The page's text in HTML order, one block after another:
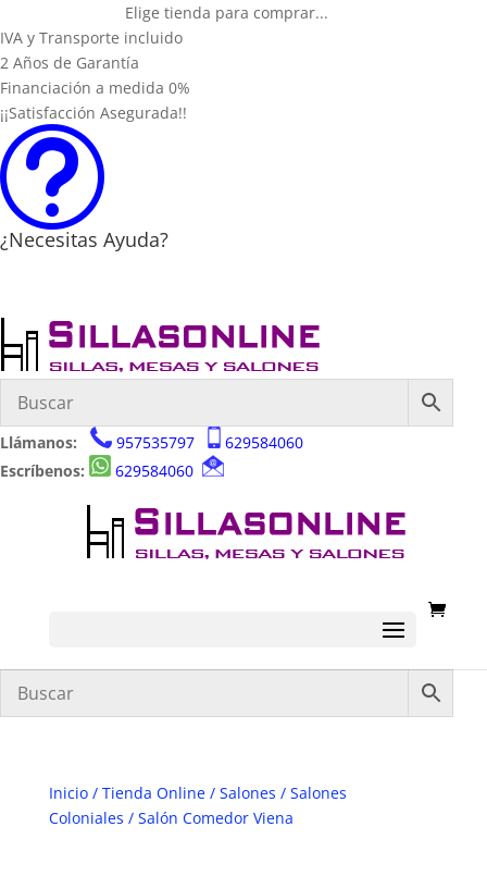
Elige tienda para comprar...
IVA y Transporte incluido
2 Años de Garantía
Financiación a medida 0%
¡¡Satisfacción Asegurada!!
t
¿Necesitas Ayuda?
Llámanos: 957535797
629584060
Escríbenos:
629584060
Inicio/ Tienda Online/ Salones / Salones
Coloniales / Salón Comedor Viena